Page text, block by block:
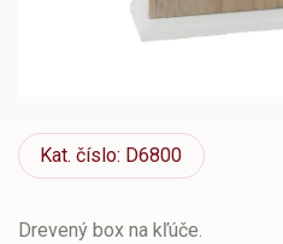
Kat. číslo: D6800
Drevený box na kľúče.